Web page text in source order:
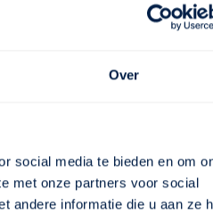
Over
social media te bieden en om
met onze partners voor social
andere informatie die u aan ze